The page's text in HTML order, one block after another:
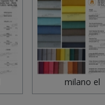
milano el